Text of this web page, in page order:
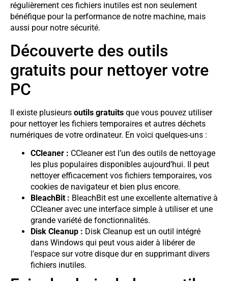
régulièrement ces fichiers inutiles est non seulement
bénéfique pour la performance de notre machine, mais
aussi pour notre sécurité.
Découverte des outils
gratuits pour nettoyer votre
PC
Il existe plusieurs outils gratuits que vous pouvez utiliser
pour nettoyer les fichiers temporaires et autres déchets
numériques de votre ordinateur. En voici quelques-uns :
CCleaner : CCleaner est l’un des outils de nettoyage
les plus populaires disponibles aujourd’hui. Il peut
nettoyer efficacement vos fichiers temporaires, vos
cookies de navigateur et bien plus encore.
BleachBit : BleachBit est une excellente alternative à
CCleaner avec une interface simple à utiliser et une
grande variété de fonctionnalités.
Disk Cleanup : Disk Cleanup est un outil intégré
dans Windows qui peut vous aider à libérer de
l’espace sur votre disque dur en supprimant divers
fichiers inutiles.